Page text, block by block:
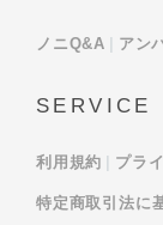
ノニQ&A アン
SERVICE
利用規約 プラ
特定商取引法に